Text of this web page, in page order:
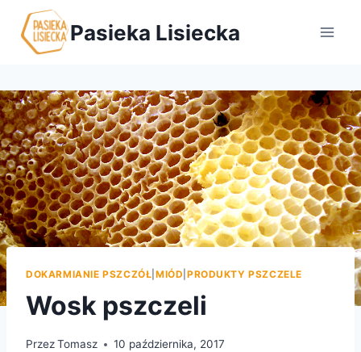
Przejdź
treści
Pasieka Lisiecka
DOKARMIANIE PSZCZÓŁ MIÓD PRODUKTY PSZCZELE
Wosk pszczeli
PrzezTomasz 10 października, 2017